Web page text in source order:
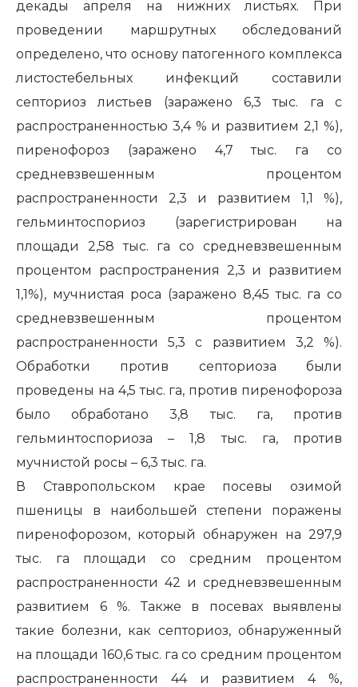
декады апреля на нижних листьях. При
проведении маршрутных обследований
определено, что основу патогенного комплекса
листостебельных инфекций составили
септориоз листьев (заражено 6,3 тыс. га с
распространенностью 3,4 % и развитием 2,1 %),
пиренофороз (заражено 4,7 тыс. га со
средневзвешенным процентом
распространенности 2,3 и развитием 1,1 %),
гельминтоспориоз (зарегистрирован на
площади 2,58 тыс. га со средневзвешенным
процентом распространения 2,3 и развитием
1,1%), мучнистая роса (заражено 8,45 тыс. га со
средневзвешенным процентом
распространенности 5,3 с развитием 3,2 %).
Обработки против септориоза были
проведены на 4,5 тыс. га, против пиренофороза
было обработано 3,8 тыс. га, против
гельминтоспориоза – 1,8 тыс. га, против
мучнистой росы – 6,3 тыс. га.
В Ставропольском крае посевы озимой
пшеницы в наибольшей степени поражены
пиренофорозом, который обнаружен на 297,9
тыс. га площади со средним процентом
распространенности 42 и средневзвешенным
развитием 6 %. Также в посевах выявлены
такие болезни, как септориоз, обнаруженный
на площади 160,6 тыс. га со средним процентом
распространенности 44 и развитием 4 %,